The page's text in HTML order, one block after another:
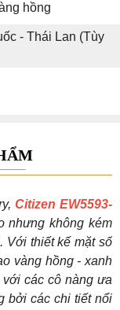
hồng
- Thái Lan (Tùy
Citizen EW5593-
nhưng không kém
Với thiết kế mặt số
vàng hồng - xanh
các cô nàng ưa
bởi các chi tiết nổi